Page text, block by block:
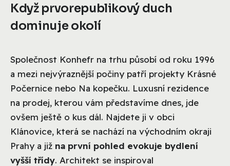
Když prvorepublikový duch
dominuje okolí
Společnost Konhefr na trhu působí od roku 1996
a mezi nejvýraznější počiny patří projekty Krásné
Počernice nebo Na kopečku. Luxusní rezidence
na prodej, kterou vám představíme dnes, jde
ovšem ještě o kus dál. Najdete ji v obci
Klánovice, která se nachází na východním okraji
Prahy a již na první pohled evokuje bydlení
vyšší třídy. Architekt se inspiroval